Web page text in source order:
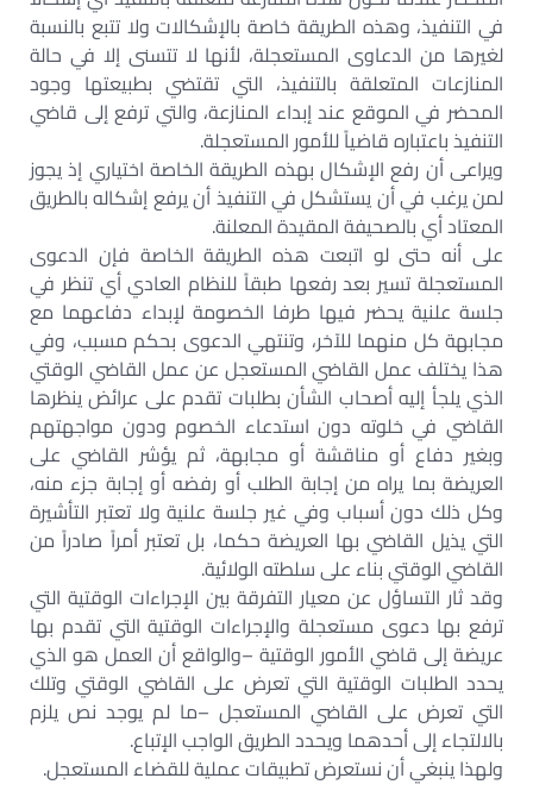
في التنفيذ، وهذه الطريقة خاصة بالإشكالات ولا تتبع بالنسبة
لغيرها من الدعاوى المستعجلة، لأنها لا تتسنى إلا في حالة
المنازعات المتعلقة بالتنفيذ، التي تقتضي بطبيعتها وجود
المحضر في الموقع عند إبداء المنازعة، والتي ترفع إلى قاضي
التنفيذ باعتباره قاضياً للأمور المستعجلة.
ويراعى أن رفع الإشكال بهذه الطريقة الخاصة اختياري إذ يجوز
لمن يرغب في أن يستشكل في التنفيذ أن يرفع إشكاله بالطريق
المعتاد أي بالصحيفة المقيدة المعلنة.
على أنه حتى لو اتبعت هذه الطريقة الخاصة فإن الدعوى
المستعجلة تسير بعد رفعها طبقاً للنظام العادي أي تنظر في
جلسة علنية يحضر فيها طرفا الخصومة لإبداء دفاعهما مع
مجابهة كل منهما للآخر، وتنتهي الدعوى بحكم مسبب، وفي
هذا يختلف عمل القاضي المستعجل عن عمل القاضي الوقتي
الذي يلجأ إليه أصحاب الشأن بطلبات تقدم على عرائض ينظرها
القاضي في خلوته دون استدعاء الخصوم ودون مواجهتهم
وبغير دفاع أو مناقشة أو مجابهة، ثم يؤشر القاضي على
العريضة بما يراه من إجابة الطلب أو رفضه أو إجابة جزء منه،
وكل ذلك دون أسباب وفي غير جلسة علنية ولا تعتبر التأشيرة
التي يذيل القاضي بها العريضة حكما، بل تعتبر أمراً صادراً من
القاضي الوقتي بناء على سلطته الولائية.
وقد ثار التساؤل عن معيار التفرقة بين الإجراءات الوقتية التي
ترفع بها دعوى مستعجلة والإجراءات الوقتية التي تقدم بها
عريضة إلى قاضي الأمور الوقتية –والواقع أن العمل هو الذي
يحدد الطلبات الوقتية التي تعرض على القاضي الوقتي وتلك
التي تعرض على القاضي المستعجل –ما لم يوجد نص يلزم
بالالتجاء إلى أحدهما ويحدد الطريق الواجب الإتباع.
ولهذا ينبغي أن نستعرض تطبيقات عملية للقضاء المستعجل.